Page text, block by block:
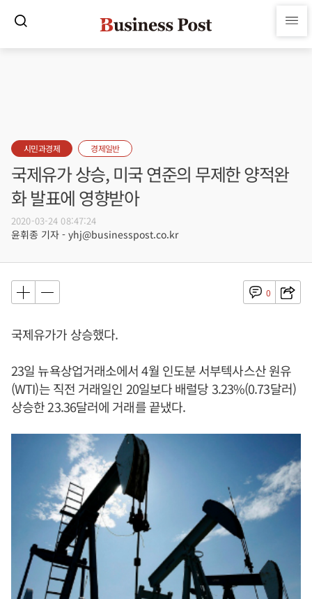
시민과경제 경제일반
국제유가 상승, 미국 연준의 무제한 양적완
화 발표에 영향받아
2020-03-24 08:47:24
윤휘종 기자 - yhj@businesspost.co.kr
0
국제유가가 상승했다.
23일 뉴욕상업거래소에서 4월 인도분 서부텍사스산 원유
(WTI)는 직전 거래일인 20일보다 배럴당 3.23%(0.73달러)
상승한 23.36달러에 거래를 끝냈다.